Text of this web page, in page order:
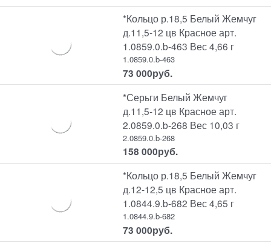
*Кольцо р.18,5 Белый Жемчуг
д.11,5-12 цв Красное арт.
1.0859.0.b-463 Вес 4,66 г
1.0859.0.b-463
73 000руб.
*Серьги Белый Жемчуг
д.11,5-12 цв Красное арт.
2.0859.0.b-268 Вес 10,03 г
2.0859.0.b-268
158 000руб.
*Кольцо р.18,5 Белый Жемчуг
д.12-12,5 цв Красное арт.
1.0844.9.b-682 Вес 4,65 г
1.0844.9.b-682
73 000руб.